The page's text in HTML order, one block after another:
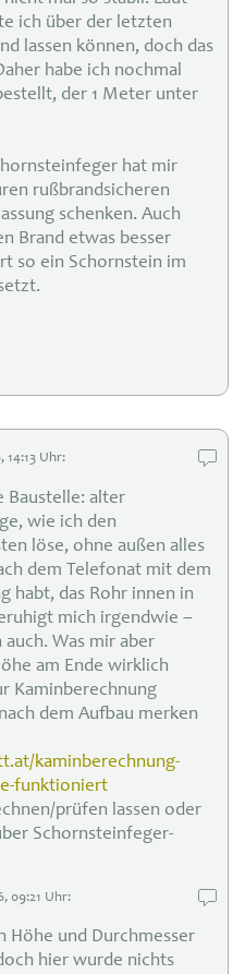
ich über der letzten
lassen können, doch das
habe ich nochmal
der 1 Meter unter
hat mir
rußbrandsicheren
schenken. Auch
Brand etwas besser
so ein Schornstein im
14:13 Uhr:
Baustelle: alter
wie ich den
löse, ohne außen alles
dem Telefonat mit dem
habt, das Rohr innen in
mich irgendwie –
Was mir aber
am Ende wirklich
Kaminberechnung
dem Aufbau merken
kaminberechnung-
funktioniert
prüfen lassen oder
Schornsteinfeger-
09:21 Uhr:
Höhe und Durchmesser
hier wurde nichts